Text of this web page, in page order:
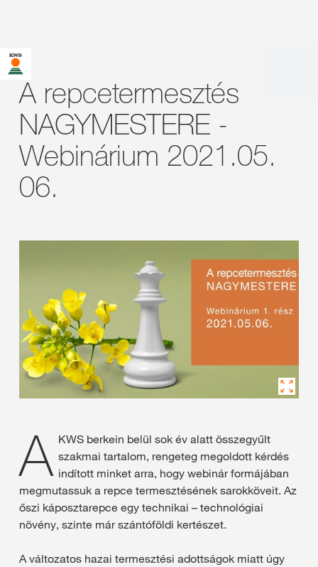
A repcetermesztés
NAGYMESTERE -
Webinárium 2021.05.
06.
A KWS berkein belül sok év alatt összegyűlt
szakmai tartalom, rengeteg megoldott kérdés
indított minket arra, hogy webinár formájában
megmutassuk a repce termesztésének sarokköveit. Az
őszi káposztarepce egy technikai – technológiai
növény, szinte már szántóföldi kertészet.
A változatos hazai termesztési adottságok miatt úgy